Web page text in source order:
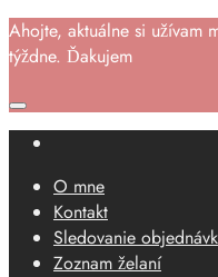
Ahojte, aktuálne si užívam
týždne. Ďakujem
O mne
Kontakt
Sledovanie
Zoznam želaní